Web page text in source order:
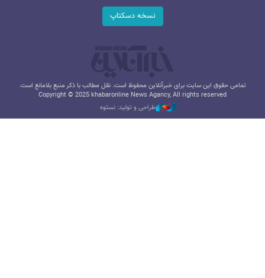
نسخه دسکتاپ
تمامی حقوق این سایت برای خبرآنلاین محفوظ است. نقل مطالب با ذکر منبع بلامانع است.
Copyright © 2025 khabaronline News Agancy, All rights reserved
طراحی و تولید: نستوه